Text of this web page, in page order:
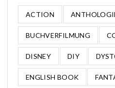
ACTION
BUCHVERFILMUNG
DISNEY DIY
ENGLISH BOOK